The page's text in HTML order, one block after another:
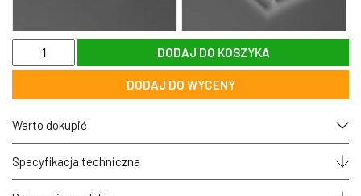
ilość
Szybka
przeźroczysta
do
profilu
aluminiowego
meblowego
soczewka
lens
30
DODAJ DO KOSZYKA
DODAJ DO WYCENY
Warto dokupić
Specyfikacja techniczna